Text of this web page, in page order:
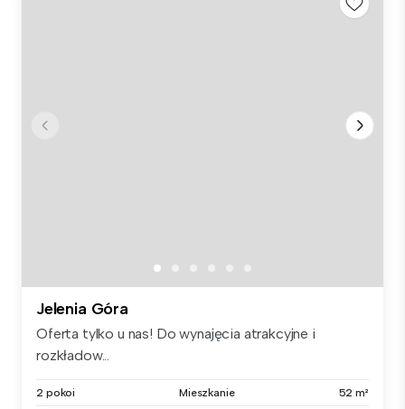
Jelenia Góra
Oferta tylko u nas! Do wynajęcia atrakcyjne i
rozkładow...
2 pokoi Mieszkanie 52 m²